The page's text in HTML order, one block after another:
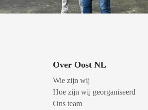
Over Oost NL
Wie zijn wij
Hoe zijn wij georganiseerd
Ons team